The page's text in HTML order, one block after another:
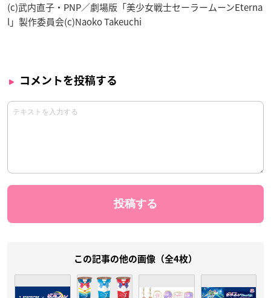
(c)武内直子・PNP／劇場版「美少女戦士セーラームーンEterna
l」製作委員会(c)Naoko Takeuchi
コメントを投稿する
この記事の他の画像（全4枚）